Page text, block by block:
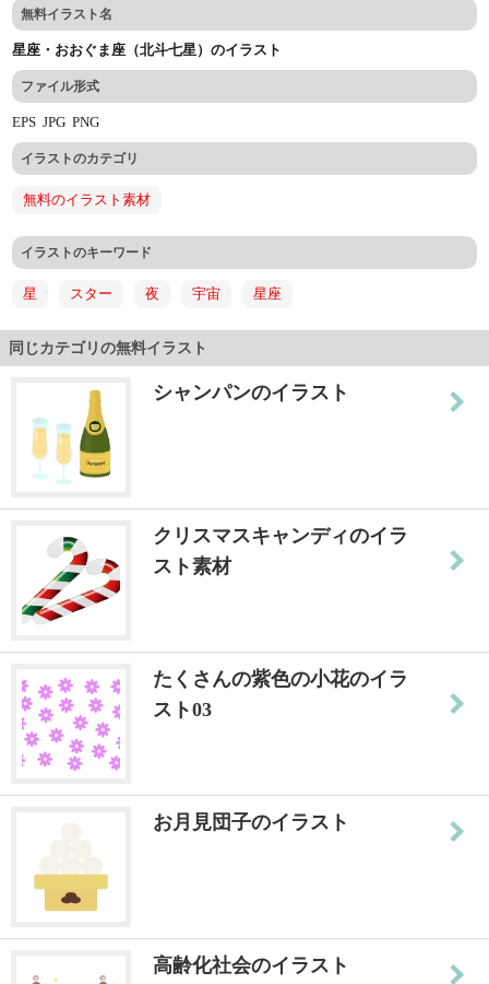
無料イラスト名
星座・おおぐま座（北斗七星）のイラスト
ファイル形式
EPSJPGPNG
イラストのカテゴリ
無料のイラスト素材
イラストのキーワード
星 スター 夜 宇宙 星座
同じカテゴリの無料イラスト
シャンパンのイラスト
クリスマスキャンディのイラ
スト素材
たくさんの紫色の小花のイラ
スト03
お月見団子のイラスト
高齢化社会のイラスト